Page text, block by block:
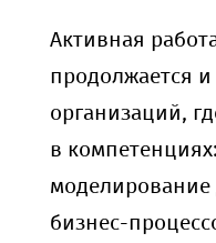
Активная
продолжается
организаций,
в
моделирование
бизнес-